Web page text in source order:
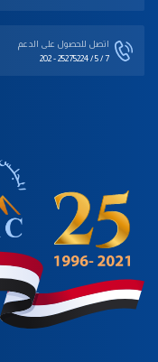
اتصل للحصول على الدعم‎
202 - 25275224 / 5 / 7